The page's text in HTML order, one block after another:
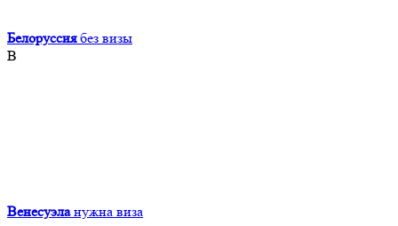
Белоруссия без визы
В
Венесуэла нужна виза